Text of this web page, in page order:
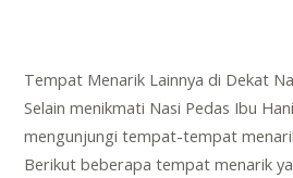
Tempat Menarik Lainnya di Dekat
Selain menikmati Nasi Pedas Ibu
mengunjungi tempat-tempat
Berikut beberapa tempat menarik